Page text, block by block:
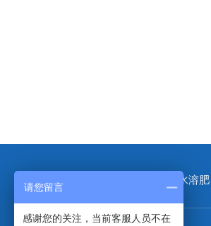
大量元素水溶肥
请您留言
感谢您的关注，当前客服人员不在